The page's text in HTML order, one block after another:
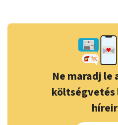
Ne maradj le